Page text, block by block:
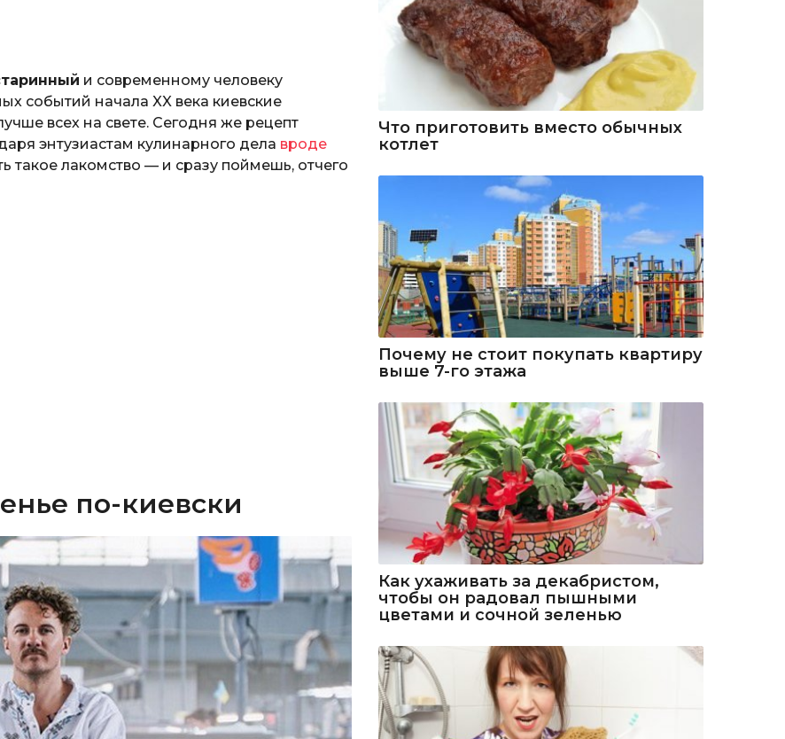
и современному человеку
событий начала XX века киевские
всех на свете. Сегодня же рецепт
энтузиастам кулинарного дела вроде
такое лакомство — и сразу поймешь, отчего
по-киевски
Что приготовить вместо обычных
котлет
Почему не стоит покупать квартиру
выше 7-го этажа
Как ухаживать за декабристом,
чтобы он радовал пышными
цветами и сочной зеленью